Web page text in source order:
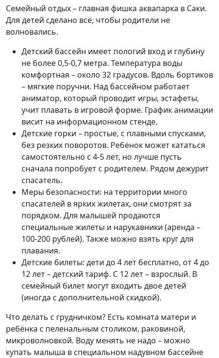
Семейный отдых – главная фишка аквапарка в Саки.
Для детей сделано всё, чтобы родители не
волновались.
Детский бассейн имеет пологий вход и глубину
не более 0,5-0,7 метра. Температура воды
комфортная – около 32 градусов. Вдоль бортиков
– мягкие поручни. Над бассейном работает
аниматор, который проводит игры, эстафеты,
учит плавать в игровой форме. График анимации
висит на информационном стенде.
Детские горки – простые, с плавными спусками,
без резких поворотов. Ребёнок может кататься
самостоятельно с 4-5 лет, но лучше пусть
сначала попробует с родителем. Рядом дежурит
спасатель.
Меры безопасности: на территории много
спасателей в ярких жилетах, они смотрят за
порядком. Для малышей продаются
специальные жилеты и нарукавники (аренда –
100-200 рублей). Также можно взять круг для
плавания.
Детские билеты: дети до 4 лет бесплатно, от 4 до
12 лет – детский тариф. С 12 лет – взрослый. В
семейный билет могут входить двое детей
(иногда с дополнительной скидкой).
Что делать с грудничком? Есть комната матери и
ребёнка с пеленальным столиком, раковиной,
микроволновкой. Воду менять не надо – можно
купать малыша в специальном надувном бассейне